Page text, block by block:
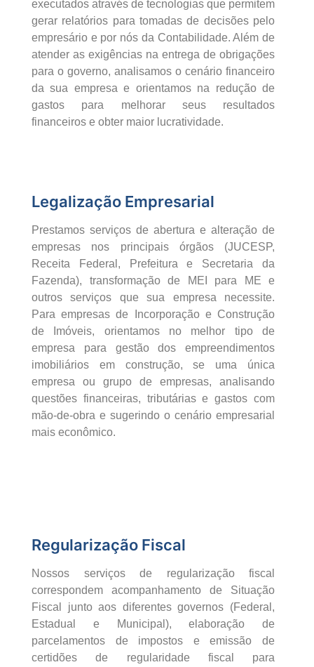
executados através de tecnologias que permitem
gerar relatórios para tomadas de decisões pelo
empresário e por nós da Contabilidade. Além de
atender as exigências na entrega de obrigações
para o governo, analisamos o cenário financeiro
da sua empresa e orientamos na redução de
gastos para melhorar seus resultados
financeiros e obter maior lucratividade.
Legalização Empresarial
Prestamos serviços de abertura e alteração de
empresas nos principais órgãos (JUCESP,
Receita Federal, Prefeitura e Secretaria da
Fazenda), transformação de MEI para ME e
outros serviços que sua empresa necessite.
Para empresas de Incorporação e Construção
de Imóveis, orientamos no melhor tipo de
empresa para gestão dos empreendimentos
imobiliários em construção, se uma única
empresa ou grupo de empresas, analisando
questões financeiras, tributárias e gastos com
mão-de-obra e sugerindo o cenário empresarial
mais econômico.
Regularização Fiscal
Nossos serviços de regularização fiscal
correspondem acompanhamento de Situação
Fiscal junto aos diferentes governos (Federal,
Estadual e Municipal), elaboração de
parcelamentos de impostos e emissão de
certidões de regularidade fiscal para